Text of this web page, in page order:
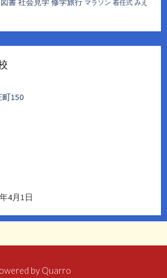
図書 社会見学 修学旅行 マラソン 着任式 みえ
150
4月1日
by Quarro